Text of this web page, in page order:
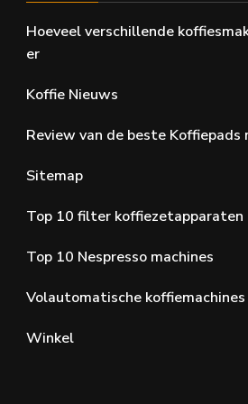
Hoeveel verschillende
er
Koffie Nieuws
Review van de beste Koffiepads
Sitemap
Top 10 filter koffiezetapparaten
Top 10 Nespresso machines
Volautomatische
Winkel